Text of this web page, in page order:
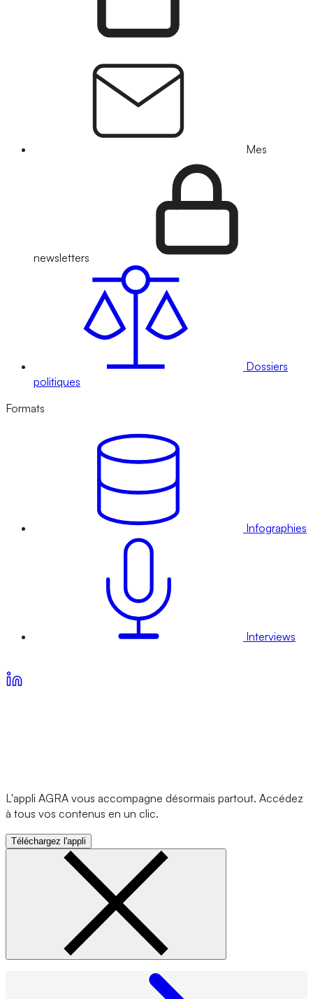
Mes
newsletters
Dossiers
politiques
Formats
Infographies
Interviews
L'appli AGRA vous accompagne désormais partout. Accédez
à tous vos contenus en un clic.
Téléchargez l'appli